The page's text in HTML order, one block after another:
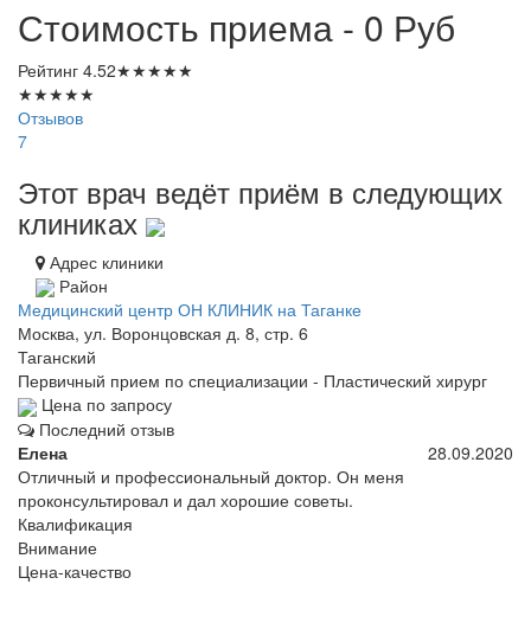
Стоимость приема - 0 Руб
Рейтинг 4.52★★★★★
★★★★★
Отзывов
7
Этот врач ведёт приём в следующих
клиниках
Адрес клиники
Район
Медицинский центр ОН КЛИНИК на Таганке
Москва, ул. Воронцовская д. 8, стр. 6
Таганский
Первичный прием по специализации - Пластический хирург
Цена по запросу
Последний отзыв
Елена
28.09.2020
Отличный и профессиональный доктор. Он меня
проконсультировал и дал хорошие советы.
Квалификация
Внимание
Цена-качество